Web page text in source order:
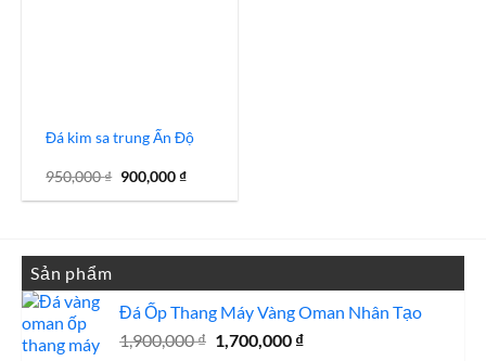
Đá kim sa trung Ấn Độ
950,000₫ Giá
là:
900,000₫Giá
tại
Sản phẩm
Đá Ốp Thang Máy Vàng Oman Nhân Tạo
1,900,000₫ Giá
1,700,000 ₫Giá